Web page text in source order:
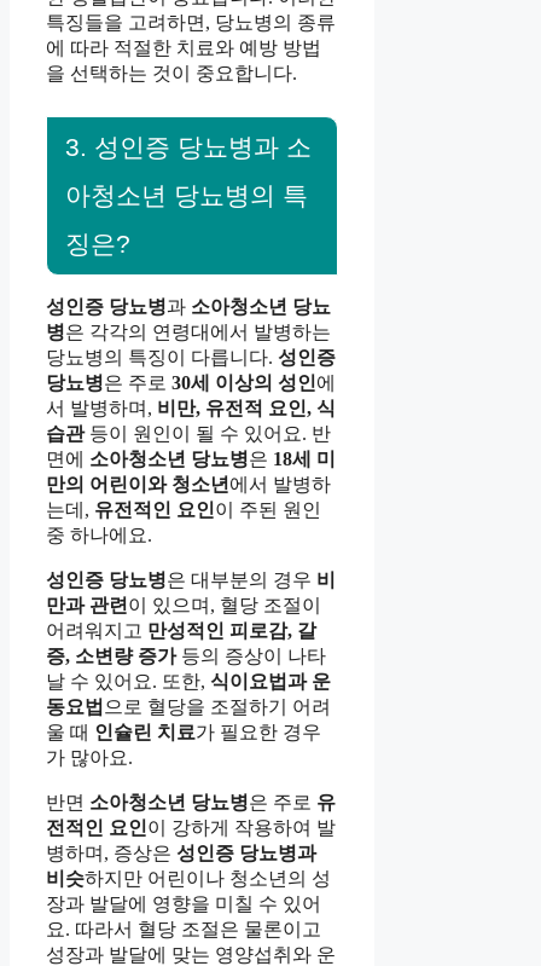
특징들을 고려하면, 당뇨병의 종류
에 따라 적절한 치료와 예방 방법
을 선택하는 것이 중요합니다.
3. 성인증 당뇨병과 소
아청소년 당뇨병의 특
징은?
성인증 당뇨병과 소아청소년 당뇨
병은 각각의 연령대에서 발병하는
당뇨병의 특징이 다릅니다. 성인증
당뇨병은 주로 30세 이상의 성인에
서 발병하며, 비만, 유전적 요인, 식
습관등이 원인이 될 수 있어요. 반
면에 소아청소년 당뇨병은 18세 미
만의 어린이와 청소년 에서 발병하
는데, 유전적인 요인이 주된 원인
중 하나에요.
성인증 당뇨병은 대부분의 경우 비
만과 관련 이 있으며, 혈당 조절이
어려워지고 만성적인 피로감, 갈
증, 소변량 증가등의 증상이 나타
날 수 있어요. 또한, 식이요법과 운
동요법 으로 혈당을 조절하기 어려
울 때 인슐린 치료가 필요한 경우
가 많아요.
반면 소아청소년 당뇨병은 주로 유
전적인 요인이 강하게 작용하여 발
병하며, 증상은 성인증 당뇨병과
비슷하지만 어린이나 청소년의 성
장과 발달에 영향을 미칠 수 있어
요. 따라서 혈당 조절은 물론이고
성장과 발달에 맞는 영양섭취와 운